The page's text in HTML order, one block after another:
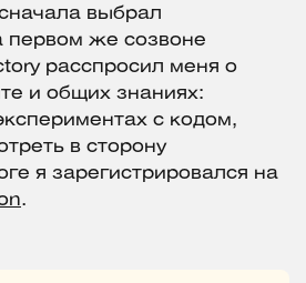
выбрал
первом же созвоне
расспросил меня о
и общих знаниях:
с кодом,
в сторону
я зарегистрировался на
.